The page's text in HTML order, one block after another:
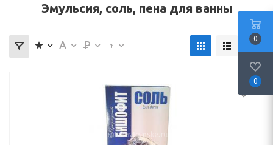
Эмульсия, соль, пена для ванны
0
0